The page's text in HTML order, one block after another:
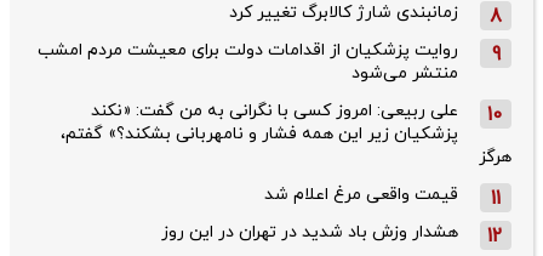
8 زمانبندی شارژ کالابرگ تغییر کرد
9
روایت پزشکیان از اقدامات دولت برای معیشت مردم امشب
منتشر می‌شود
10
علی ربیعی: امروز کسی با نگرانی به من گفت: «نکند
پزشکیان زیر این همه فشار و نامهربانی بشکند؟» گفتم،
هرگز
11 قیمت واقعی مرغ اعلام شد
12 هشدار وزش باد شدید در تهران در این روز